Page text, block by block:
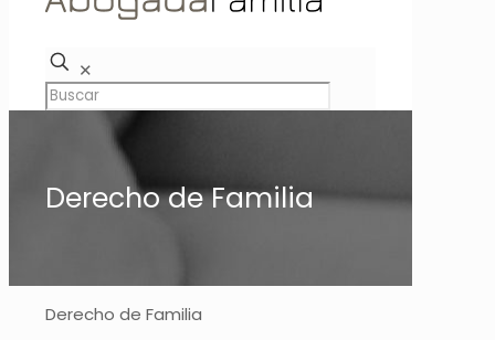
✕
Derecho de Familia
Derecho de Familia